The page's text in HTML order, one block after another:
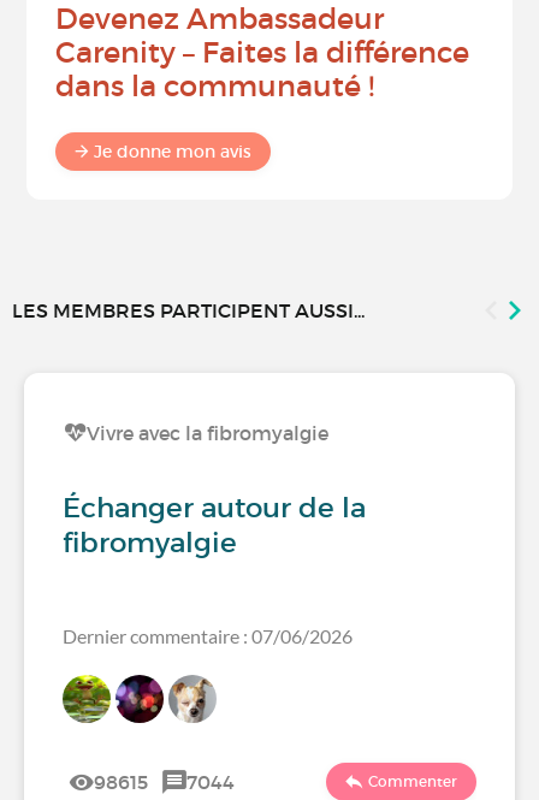
Devenez Ambassadeur
Carenity – Faites la différence
dans la communauté !
Je donne mon avis
LES MEMBRES PARTICIPENT AUSSI...
Vivre avec la fibromyalgie
Échanger autour de la
fibromyalgie
Dernier commentaire : 07/06/2026
98615 7044 Commenter